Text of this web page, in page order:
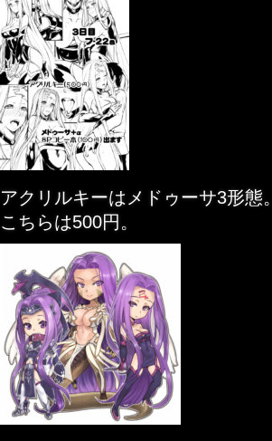
アクリルキーはメドゥーサ3形態。
こちらは500円。